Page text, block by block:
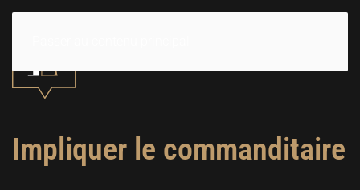
Impliquer le commanditaire